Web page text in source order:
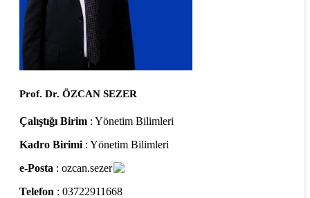
Prof. Dr. ÖZCAN SEZER
Çalıştığı Birim : Yönetim Bilimleri
Kadro Birimi : Yönetim Bilimleri
e-Posta : ozcan.sezer
Telefon : 03722911668